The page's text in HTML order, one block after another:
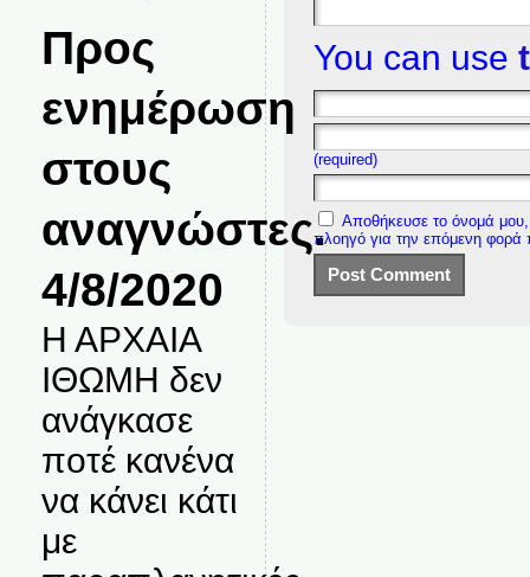
Προς
ενημέρωση
στους
αναγνώστες.
4/8/2020
Η ΑΡΧΑΙΑ
ΙΘΩΜΗ δεν
ανάγκασε
ποτέ κανένα
να κάνει κάτι
με
You can use
(required)
Αποθήκευσε το όνομά μου,
πλοηγό για την επόμενη